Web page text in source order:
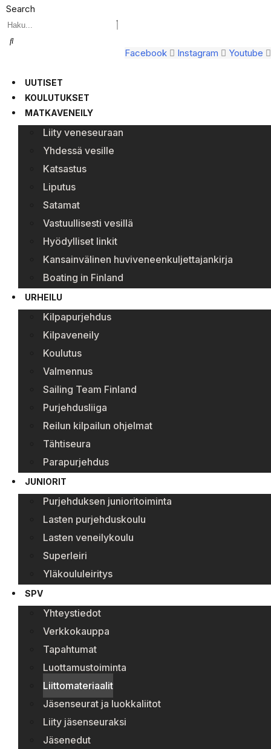
Search
Facebook Instagram Youtube
UUTISET
KOULUTUKSET
MATKAVENEILY
Liity veneseuraan
Yhdessä vesille
Katsastus
Liputus
Satamat
Vastuullisesti vesillä
Hyödylliset linkit
Kansainvälinen huviveneenkuljettajankirja
Boating in Finland
URHEILU
Kilpapurjehdus
Kilpaveneily
Koulutus
Valmennus
Sailing Team Finland
Purjehdusliiga
Reilun kilpailun ohjelmat
Tähtiseura
Parapurjehdus
JUNIORIT
Purjehduksen junioritoiminta
Lasten purjehduskoulu
Lasten veneilykoulu
Superleiri
Yläkoululeiritys
SPV
Yhteystiedot
Verkkokauppa
Tapahtumat
Luottamustoiminta
Liittomateriaalit
Jäsenseurat ja luokkaliitot
Liity jäsenseuraksi
Jäsenedut